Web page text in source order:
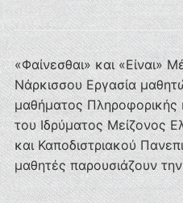
«Φαίνεσθαι» και «Είναι»
Νάρκισσου Εργασία
μαθήματος Πληροφορικής
του Ιδρύματος Μείζονος
και Καποδιστριακού
μαθητές παρουσιάζουν